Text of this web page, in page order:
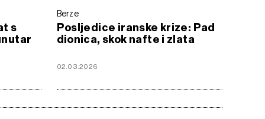
s
Berze
Posljedice iranske krize: Pad
dionica, skok nafte i zlata
02.03.2026